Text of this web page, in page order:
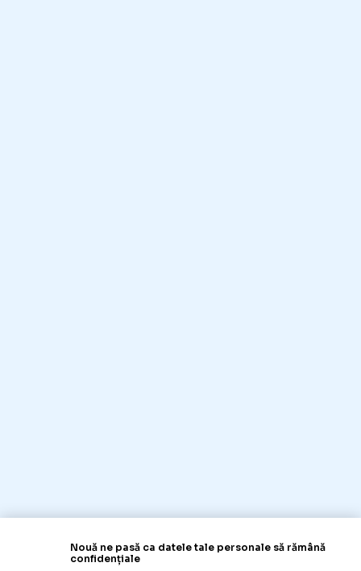
Nouă ne pasă ca datele tale personale să rămână
confidențiale